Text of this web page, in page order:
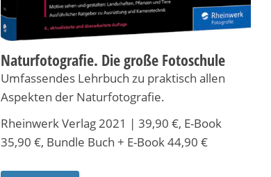
Naturfotografie. Die große Fotoschule
Umfassendes Lehrbuch zu praktisch allen
Aspekten der Naturfotografie.
Rheinwerk Verlag 2021 | 39,90 €, E-Book
35,90 €, Bundle Buch + E-Book 44,90 €